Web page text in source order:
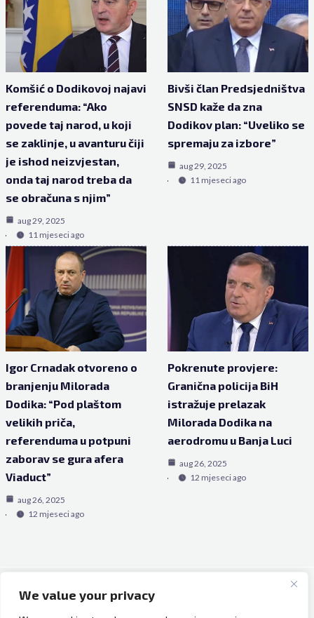
We value your privacy
Komšić o Dodikovoj najavi
referenduma: “Ako
povede taj narod, u koji
se zaklinje, u avanturu čiji
je ishod neizvjestan,
onda taj narod treba da
se obračuna s njim”
aug 29, 2025
11 mjeseci ago
Bivši član Predsjedništva
SNSD kaže da zna
Dodikov plan: “Uveliko se
spremaju za izbore”
aug 29, 2025
11 mjeseci ago
Igor Crnadak otvoreno o
branjenju Milorada
Dodika: “Pod plaštom
velikih priča,
referenduma u potpuni
zaborav se gura afera
Viaduct”
aug 26, 2025
12 mjeseci ago
Pokrenute provjere:
Granična policija BiH
istražuje prelazak
Milorada Dodika na
aerodromu u Banja Luci
aug 26, 2025
12 mjeseci ago
Copyright © 2026 Bh Dijaspora.